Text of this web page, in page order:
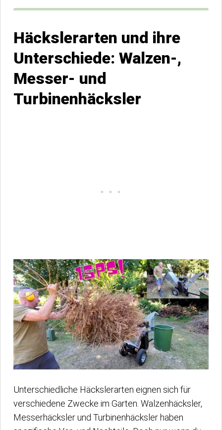
Häckslerarten und ihre
Unterschiede: Walzen-,
Messer- und
Turbinenhäcksler
Unterschiedliche Häckslerarten eignen sich für
verschiedene Zwecke im Garten. Walzenhäcksler,
Messerhäcksler und Turbinenhäcksler haben